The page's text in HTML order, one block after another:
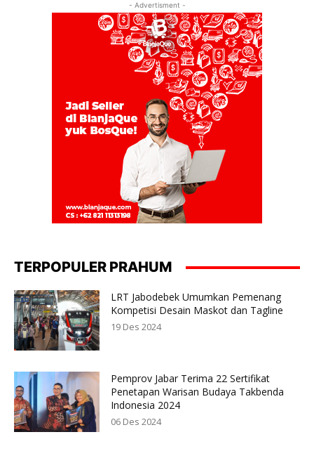
- Advertisment -
TERPOPULER PRAHUM
LRT Jabodebek Umumkan Pemenang
Kompetisi Desain Maskot dan Tagline
19 Des 2024
Pemprov Jabar Terima 22 Sertifikat
Penetapan Warisan Budaya Takbenda
Indonesia 2024
06 Des 2024